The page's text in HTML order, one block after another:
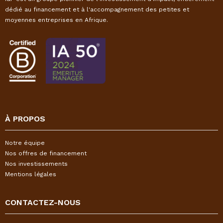
dédié au financement et à l'accompagnement des petites et
moyennes entreprises en Afrique.
À PROPOS
Notre équipe
Nos offres de financement
Nos investissements
Mentions légales
CONTACTEZ-NOUS